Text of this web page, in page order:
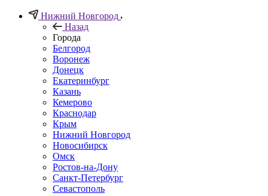
Нижний Новгород
Назад
Города
Белгород
Воронеж
Донецк
Екатеринбург
Казань
Кемерово
Краснодар
Крым
Нижний Новгород
Новосибирск
Омск
Ростов-на-Дону
Санкт-Петербург
Севастополь